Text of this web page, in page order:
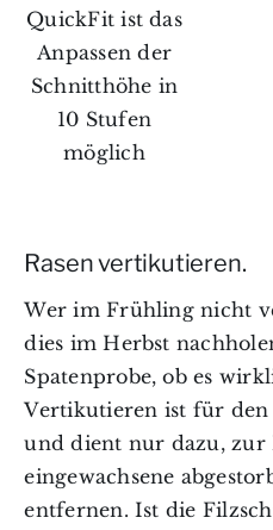
QuickFit ist das
Anpassen der
Schnitthöhe in
10 Stufen
möglich
Rasen vertikutieren.
Wer im Frühling nicht
dies im Herbst
Spatenprobe, ob es
Vertikutieren ist für den
und dient nur dazu, zur
eingewachsene
entfernen. Ist die